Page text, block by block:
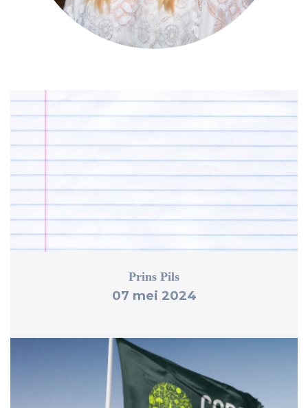
Prins Pils
07 mei 2024